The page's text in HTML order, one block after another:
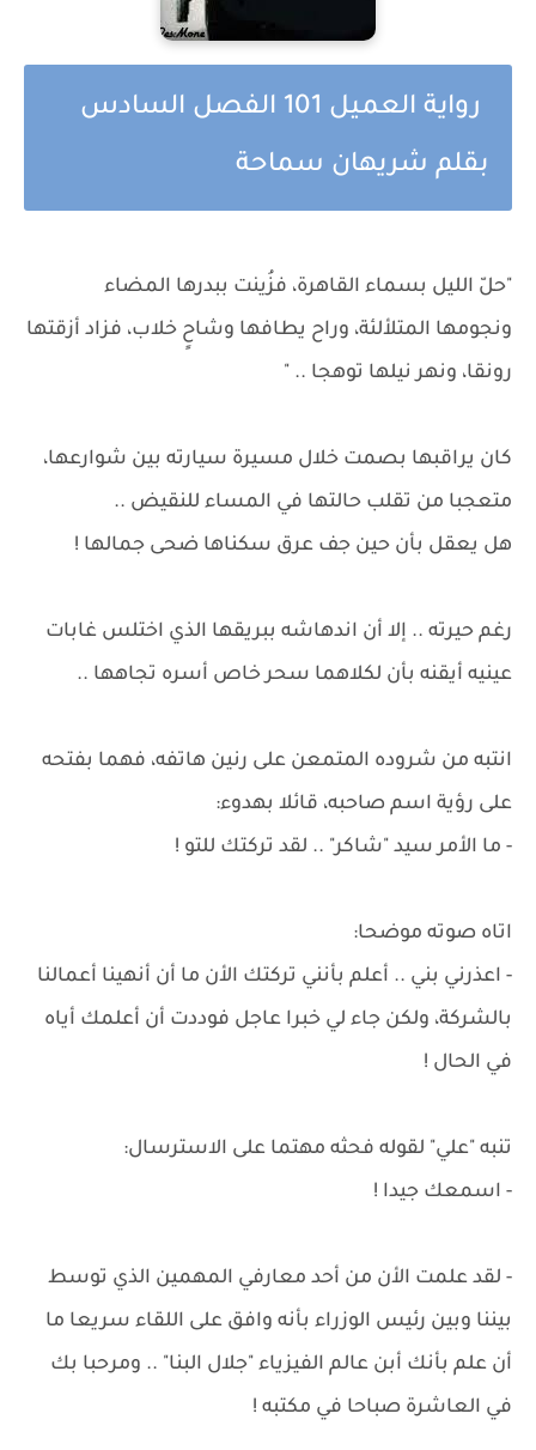
رواية العميل 101 الفصل السادس
بقلم شريهان سماحة
"حلّ الليل بسماء القاهرة، فزُينت ببدرها المضاء
ونجومها المتلألئة، وراح يطافها وشاحٍ خلاب، فزاد أزقتها
رونقا، ونهر نيلها توهجا .. "
كان يراقبها بصمت خلال مسيرة سيارته بين شوارعها،
متعجبا من تقلب حالتها في المساء للنقيض ..
هل يعقل بأن حين جف عرق سكناها ضحى جمالها !
رغم حيرته .. إلا أن اندهاشه ببريقها الذي اختلس غابات
عينيه أيقنه بأن لكلاهما سحر خاص أسره تجاهها ..
انتبه من شروده المتمعن على رنين هاتفه، فهما بفتحه
على رؤية اسم صاحبه، قائلا بهدوء:
- ما الأمر سيد "شاكر" .. لقد تركتك للتو !
اتاه صوته موضحا:
- اعذرني بني .. أعلم بأنني تركتك الأن ما أن أنهينا أعمالنا
بالشركة، ولكن جاء لي خبرا عاجل فوددت أن أعلمك أياه
في الحال !
تنبه "علي" لقوله فحثه مهتما على الاسترسال:
- اسمعك جيدا !
- لقد علمت الأن من أحد معارفي المهمين الذي توسط
بيننا وبين رئيس الوزراء بأنه وافق على اللقاء سريعا ما
أن علم بأنك أبن عالم الفيزياء "جلال البنا" .. ومرحبا بك
في العاشرة صباحا في مكتبه !